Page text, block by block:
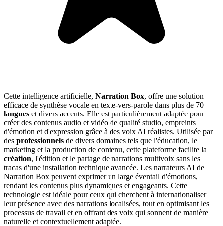
Cette intelligence artificielle, Narration Box, offre une solution
efficace de synthèse vocale en texte-vers-parole dans plus de 70
langues et divers accents. Elle est particulièrement adaptée pour
créer des contenus audio et vidéo de qualité studio, empreints
d'émotion et d'expression grâce à des voix AI réalistes. Utilisée par
des professionnels de divers domaines tels que l'éducation, le
marketing et la production de contenu, cette plateforme facilite la
création, l'édition et le partage de narrations multivoix sans les
tracas d'une installation technique avancée. Les narrateurs AI de
Narration Box peuvent exprimer un large éventail d'émotions,
rendant les contenus plus dynamiques et engageants. Cette
technologie est idéale pour ceux qui cherchent à internationaliser
leur présence avec des narrations localisées, tout en optimisant les
processus de travail et en offrant des voix qui sonnent de manière
naturelle et contextuellement adaptée.